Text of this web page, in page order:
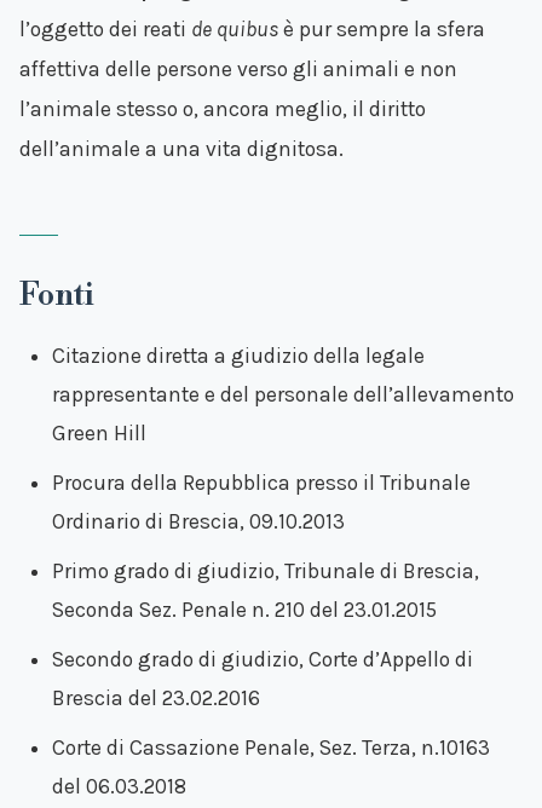
l’oggetto dei reati de quibus è pur sempre la sfera
affettiva delle persone verso gli animali e non
l’animale stesso o, ancora meglio, il diritto
dell’animale a una vita dignitosa.
Fonti
Citazione diretta a giudizio della legale
rappresentante e del personale dell’allevamento
Green Hill
Procura della Repubblica presso il Tribunale
Ordinario di Brescia, 09.10.2013
Primo grado di giudizio, Tribunale di Brescia,
Seconda Sez. Penale n. 210 del 23.01.2015
Secondo grado di giudizio, Corte d’Appello di
Brescia del 23.02.2016
Corte di Cassazione Penale, Sez. Terza, n.10163
del 06.03.2018